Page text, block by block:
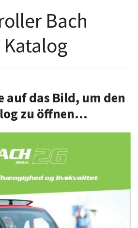
Bach
Katalog
auf das Bild, um den
zu öffnen...